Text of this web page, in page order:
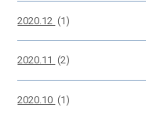
2020.12 (1)
2020.11 (2)
2020.10 (1)